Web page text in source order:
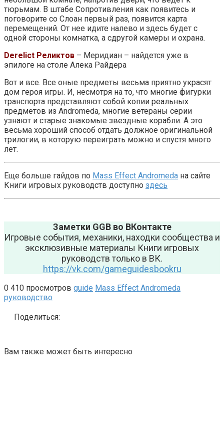
тюрьмам. В штабе Сопротивления как появитесь и
поговорите со Слоан первый раз, появится карта
перемещений. От нее идите налево и здесь будет с
одной стороны комнатка, а сдругой камеры и охрана.
Derelict Реликтов – Меридиан – найдется уже в
эпилоге на столе Алека Райдера
Вот и все. Все оные предметы весьма приятно украсят
дом героя игры. И, несмотря на то, что многие фигурки
транспорта представляют собой копии реальных
предметов из Andromeda, многие ветераны серии
узнают и старые знакомые звездные корабли. А это
весьма хороший способ отдать должное оригинальной
трилогии, в которую переиграть можно и спустя много
лет.
Еще больше гайдов по Mass Effect Andromeda на сайте
Книги игровых руководств доступно здесь
Заметки GGB во ВКонтакте
Игровые события, механики, находки сообщества и
эксклюзивные материалы Книги игровых
руководств только в ВК.
https://vk.com/gameguidesbookru
0 410 просмотров guide Mass Effect Andromeda
руководство
Поделиться:
Вам также может быть интересно